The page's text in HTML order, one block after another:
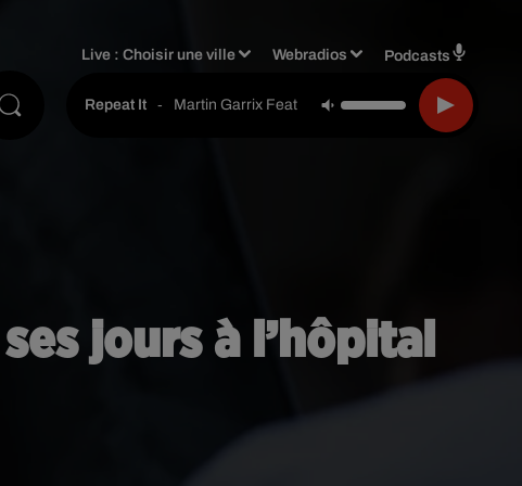
Live :Choisir une ville Webradios Podcasts
Repeat It - Martin Garrix Feat. Ed Sheeran
jours à l’hôpital